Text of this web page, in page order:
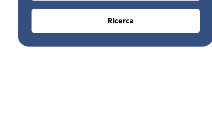
Ricerca